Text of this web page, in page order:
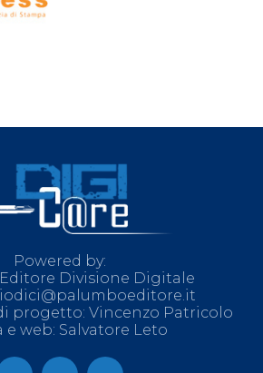
Powered by:
Divisione Digitale
progetto: Vincenzo Patricolo
e web: Salvatore Leto